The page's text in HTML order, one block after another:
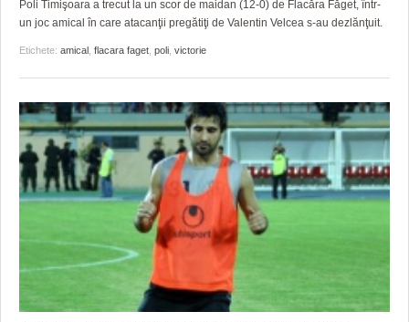
GRĂDINA TAICII DOMNULUI
CU OIŞTEA-N KIERKEGAARD
FINANŢĂRI DE LA A LA Z
PE SURSE
CRONICĂ DE FILM
FILME DOCUMENTARE
CLIPURI VIDEO
JOCURI ONLINE
ACCIDENTE
INFO SI UTILE
CULTURA
INVATAMANT
JUSTITIE
FILME DOCUMENTARE
CLIPURI VIDEO
JOCURI ONLINE
Poli Timişoara a trecut la un scor de maidan (12-0) de Flacăra Făget, într-
un joc amical în care atacanţii pregătiţi de Valentin Velcea s-au dezlănţuit.
Etichete: amical flacara faget poli victorie